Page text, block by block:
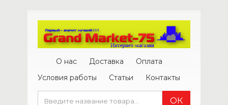
О нас Доставка
Оплата
Условия работы
Статьи Контакты